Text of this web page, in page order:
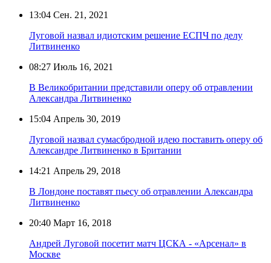
13:04 Сен. 21, 2021
Луговой назвал идиотским решение ЕСПЧ по делу
Литвиненко
08:27 Июль 16, 2021
В Великобритании представили оперу об отравлении
Александра Литвиненко
15:04 Апрель 30, 2019
Луговой назвал сумасбродной идею поставить оперу об
Александре Литвиненко в Британии
14:21 Апрель 29, 2018
В Лондоне поставят пьесу об отравлении Александра
Литвиненко
20:40 Март 16, 2018
Андрей Луговой посетит матч ЦСКА - «Арсенал» в
Москве